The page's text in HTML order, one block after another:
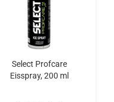
Select Profcare
Eisspray, 200 ml